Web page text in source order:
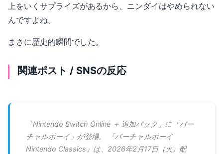
上をいくサプライズがあるから、ニンダイはやめられない
んですよね。
まさに歴史的瞬間でした。
関連ポスト / SNSの反応
「Nintendo Switch Online ＋ 追加パック」に「バー
チャルボーイ」が登場。 『バーチャルボーイ
Nintendo Classics』は、2026年2月17日（火）配